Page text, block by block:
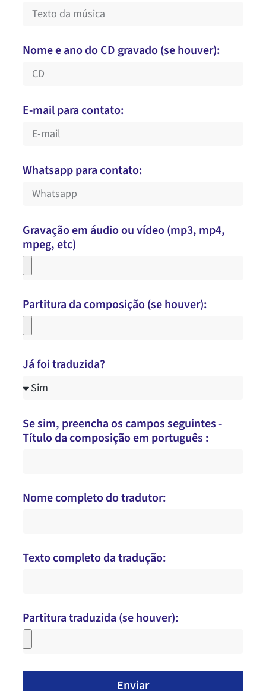
Nome e ano do CD gravado (se houver):
E-mail para contato:
Whatsapp para contato:
Gravação em áudio ou vídeo (mp3, mp4,
mpeg, etc)
Partitura da composição (se houver):
Já foi traduzida?
Se sim, preencha os campos seguintes -
Título da composição em português :
Nome completo do tradutor:
Texto completo da tradução:
Partitura traduzida (se houver):
Enviar